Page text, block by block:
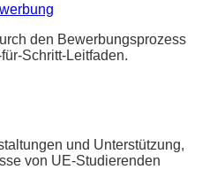
den Bewerbungsprozess
Schritt-Leitfaden.
und Unterstützung,
von UE-Studierenden